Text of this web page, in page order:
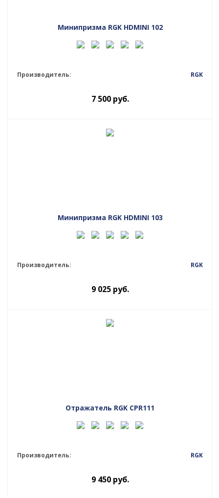
Минипризма RGK HDMINI 102
Производитель: RGK
7 500руб.
Минипризма RGK HDMINI 103
Производитель: RGK
9 025руб.
Отражатель RGK CPR111
Производитель: RGK
9 450руб.